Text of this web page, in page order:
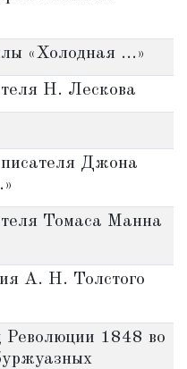
«Холодная ...»
Н. Лескова
Джона
Томаса Манна
А. Н. Толстого
Революции 1848 во